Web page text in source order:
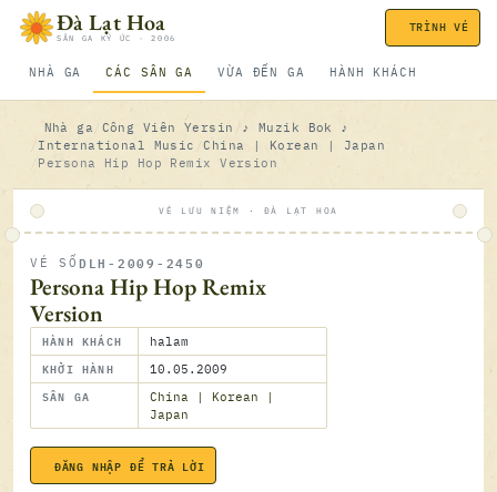
Bỏ qua nội dungĐà Lạt Hoa
SÂN GA KÝ ỨC · 2006
NHÀ GA CÁC SÂN GA VỪA ĐẾN GA HÀNH KHÁCH
TRÌNH VÉ
Nhà ga Công Viên Yersin
♪ Muzik Bok ♪
International Music
China | Korean | Japan
Persona Hip Hop Remix Version
VÉ LƯU NIỆM · ĐÀ LẠT HOA
VÉ SỐ DLH-2009-2450
Persona Hip Hop Remix
Version
HÀNH KHÁCH halam
KHỞI HÀNH 10.05.2009
SÂN GA
China | Korean |
Japan
ĐĂNG NHẬP ĐỂ TRẢ LỜI